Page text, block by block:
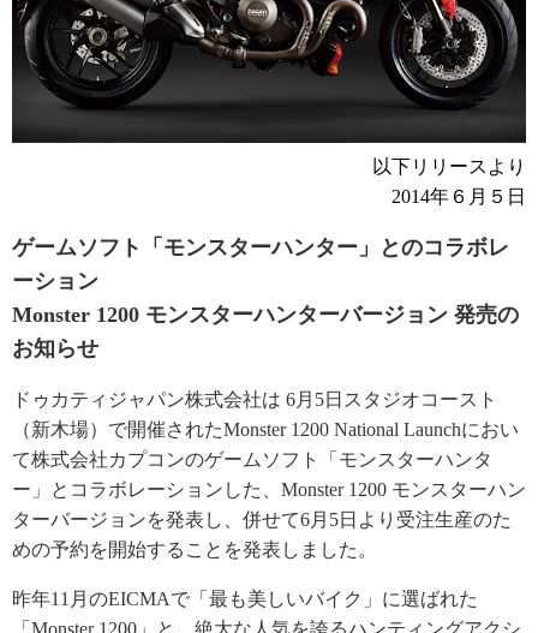
以下リリースより
2014年６月５日
ゲームソフト「モンスターハンター」とのコラボレ
ーション
Monster 1200 モンスターハンターバージョン 発売の
お知らせ
ドゥカティジャパン株式会社は 6月5日スタジオコースト
（新木場）で開催されたMonster 1200 National Launchにおい
て株式会社カプコンのゲームソフト「モンスターハンタ
ー」とコラボレーションした、Monster 1200 モンスターハン
ターバージョンを発表し、併せて6月5日より受注生産のた
めの予約を開始することを発表しました。
昨年11月のEICMAで「最も美しいバイク」に選ばれた